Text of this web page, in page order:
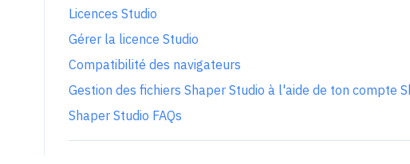
Licences Studio
Gérer la licence Studio
Compatibilité des navigateurs
Gestion des fichiers Shaper Studio à l'aide de ton compte
Shaper Studio FAQs